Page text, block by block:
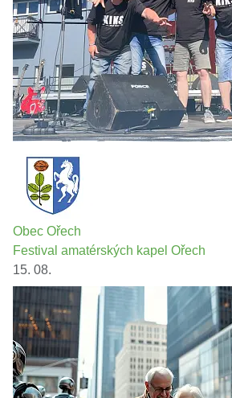
Obec Ořech
Festival amatérských kapel Ořech
15. 08.